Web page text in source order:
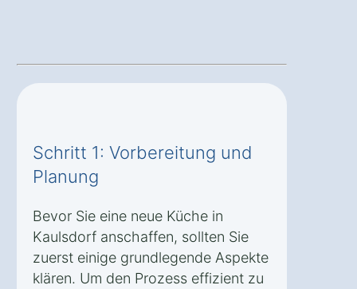
Schritt 1: Vorbereitung und
Planung
Bevor Sie eine neue Küche in
Kaulsdorf anschaffen, sollten Sie
zuerst einige grundlegende Aspekte
klären. Um den Prozess effizient zu